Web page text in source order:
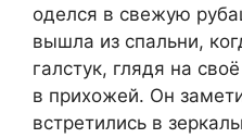
оделся в свежую
вышла из спальни,
галстук, глядя на
в прихожей. Он
встретились в